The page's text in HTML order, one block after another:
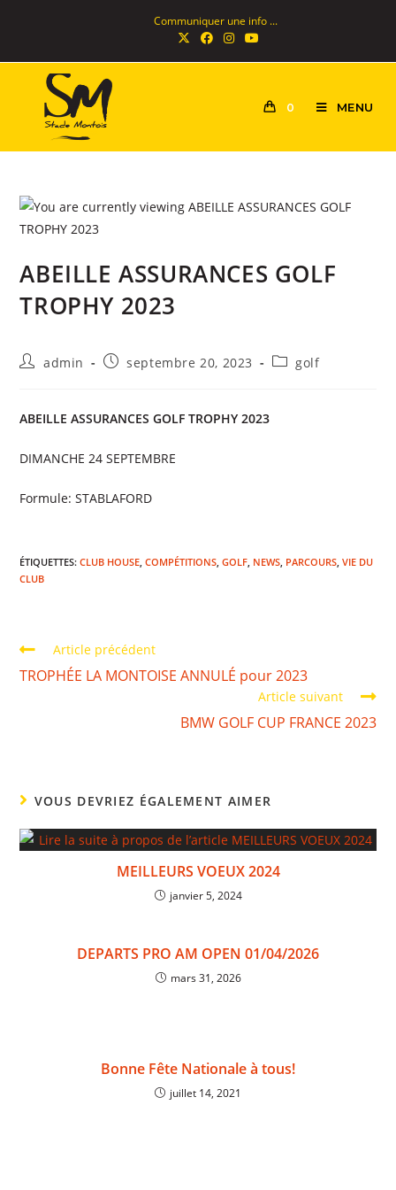
Communiquer une info ...
0 MENU
ABEILLE ASSURANCES GOLF
TROPHY 2023
admin septembre 20, 2023 golf
ABEILLE ASSURANCES GOLF TROPHY 2023
DIMANCHE 24 SEPTEMBRE
Formule: STABLAFORD
ÉTIQUETTES:CLUB HOUSE, COMPÉTITIONS, GOLF, NEWS, PARCOURS, VIE DU
CLUB
Article précédent
TROPHÉE LA MONTOISE ANNULÉ pour 2023
Article suivant
BMW GOLF CUP FRANCE 2023
VOUS DEVRIEZ ÉGALEMENT AIMER
MEILLEURS VOEUX 2024
janvier 5, 2024
DEPARTS PRO AM OPEN 01/04/2026
mars 31, 2026
Bonne Fête Nationale à tous!
juillet 14, 2021